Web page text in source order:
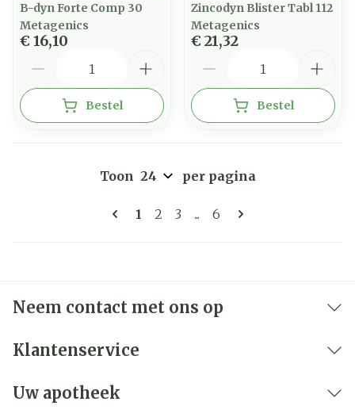
B-dyn Forte Comp 30
Metagenics
€ 16,10
Bestel
Zincodyn Blister Tabl 112
Metagenics
€ 21,32
Bestel
Pagina's
U lees momenteel pagina
1 Pagina
2 Pagina
3 ... Pagina
6
Toon per pagina
Neem contact met ons op
Klantenservice
Uw apotheek